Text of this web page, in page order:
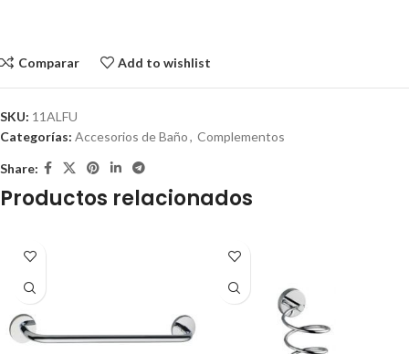
Comparar Add to wishlist
SKU: 11ALFU
Categorías: Accesorios de Baño, Complementos
Share:
Productos relacionados